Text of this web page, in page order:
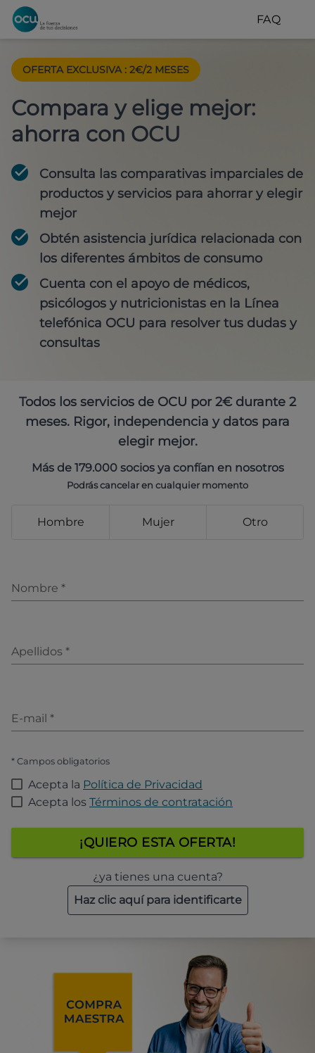
FAQ
OFERTA EXCLUSIVA : 2€/2 MESES
Compara y elige mejor:
ahorra con OCU
Consulta las comparativas imparciales de
productos y servicios para ahorrar y elegir
mejor
Obtén asistencia jurídica relacionada con
los diferentes ámbitos de consumo
Cuenta con el apoyo de médicos,
psicólogos y nutricionistas en la Línea
telefónica OCU para resolver tus dudas y
consultas
Todos los servicios de OCU por 2€ durante 2
meses. Rigor, independencia y datos para
elegir mejor.
Más de 179.000 socios ya confían en nosotros
Podrás cancelar en cualquier momento
Hombre Mujer Otro
Nombre *
Apellidos *
E-mail *
* Campos obligatorios
Acepta la Política de Privacidad
Acepta los Términos de contratación
¡QUIERO ESTA OFERTA!
¿ya tienes una cuenta?
Haz clic aquí para identificarte